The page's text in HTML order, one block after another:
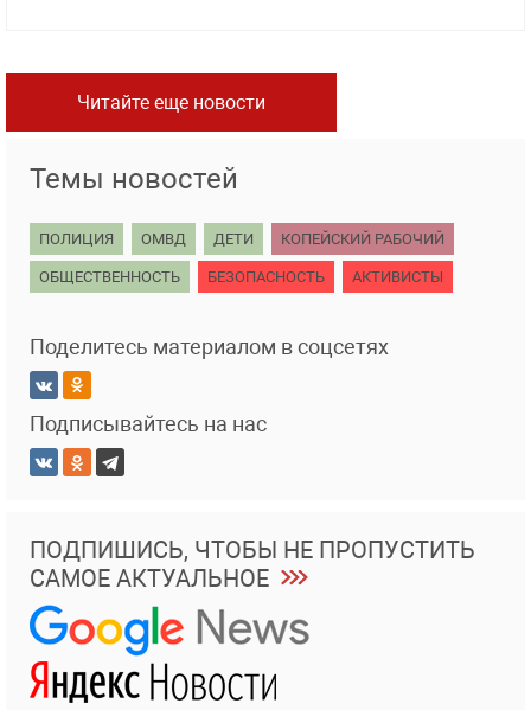
Читайте еще новости
Темы новостей
ПОЛИЦИЯ ОМВД ДЕТИ КОПЕЙСКИЙ РАБОЧИЙ
ОБЩЕСТВЕННОСТЬ БЕЗОПАСНОСТЬ АКТИВИСТЫ
Поделитесь материалом в соцсетях
Подписывайтесь на нас
ПОДПИШИСЬ, ЧТОБЫ НЕ ПРОПУСТИТЬ
САМОЕ АКТУАЛЬНОЕ